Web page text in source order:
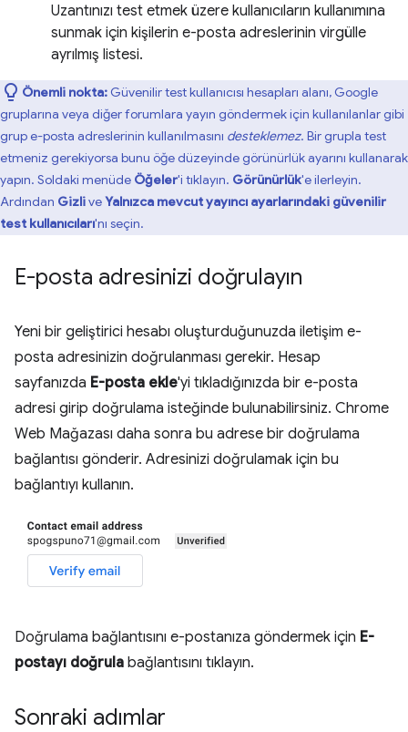
Uzantınızı test etmek üzere kullanıcıların kullanımına
sunmak için kişilerin e-posta adreslerinin virgülle
ayrılmış listesi.
Önemli nokta: Güvenilir test kullanıcısı hesapları alanı, Google
gruplarına veya diğer forumlara yayın göndermek için kullanılanlar gibi
grup e-posta adreslerinin kullanılmasını desteklemez. Bir grupla test
etmeniz gerekiyorsa bunu öğe düzeyinde görünürlük ayarını kullanarak
yapın. Soldaki menüde Öğeler'i tıklayın. Görünürlük'e ilerleyin.
Ardından GizliveYalnızca mevcut yayıncı ayarlarındaki güvenilir
test kullanıcıları'nı seçin.
E-posta adresinizi doğrulayın
Yeni bir geliştirici hesabı oluşturduğunuzda iletişim e-
posta adresinizin doğrulanması gerekir. Hesap
sayfanızda E-posta ekle'yi tıkladığınızda bir e-posta
adresi girip doğrulama isteğinde bulunabilirsiniz. Chrome
Web Mağazası daha sonra bu adrese bir doğrulama
bağlantısı gönderir. Adresinizi doğrulamak için bu
bağlantıyı kullanın.
Doğrulama bağlantısını e-postanıza göndermek için E-
postayı doğrula bağlantısını tıklayın.
Sonraki adımlar